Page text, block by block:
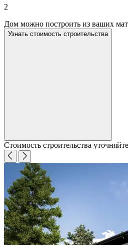
2
Дом можно построить из ваших
Узнать стоимость строительства
Стоимость строительства